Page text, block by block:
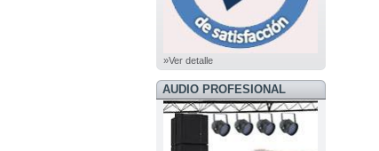
»Ver detalle
AUDIO PROFESIONAL